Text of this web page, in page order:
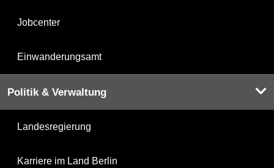
Jobcenter
Einwanderungsamt
Politik & Verwaltung
Landesregierung
Karriere im Land Berlin